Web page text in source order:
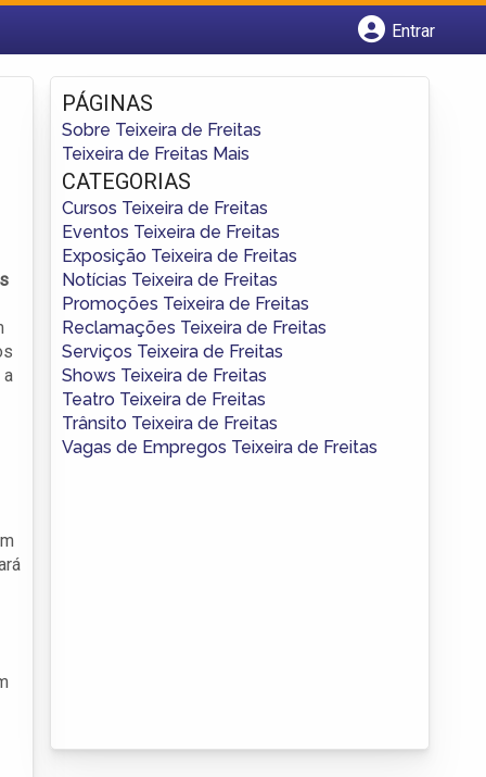
Entrar
Fazer login
Criar conta
a
PÁGINAS
Sobre Teixeira de Freitas
Teixeira de Freitas Mais
CATEGORIAS
Cursos Teixeira de Freitas
Eventos Teixeira de Freitas
Exposição Teixeira de Freitas
Notícias Teixeira de Freitas
Promoções Teixeira de Freitas
Reclamações Teixeira de Freitas
Serviços Teixeira de Freitas
Shows Teixeira de Freitas
Teatro Teixeira de Freitas
Trânsito Teixeira de Freitas
Vagas de Empregos Teixeira de Freitas